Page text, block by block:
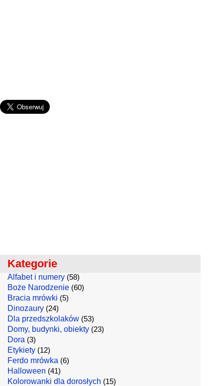
Kategorie
Alfabet i numery (58)
Boże Narodzenie (60)
Bracia mrówki (5)
Dinozaury (24)
Dla przedszkolaków (53)
Domy, budynki, obiekty (23)
Dora (3)
Etykiety (12)
Ferdo mrówka (6)
Halloween (41)
Kolorowanki dla dorosłych (15)